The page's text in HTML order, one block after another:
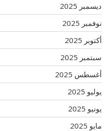
ديسمبر 2025
نوفمبر 2025
أكتوبر 2025
سبتمبر 2025
أغسطس 2025
يوليو 2025
يونيو 2025
مايو 2025